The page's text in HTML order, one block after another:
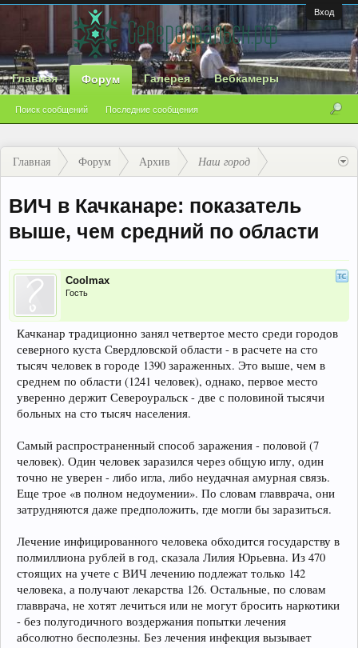
Вход
Главная Форум
Поиск сообщений Последние сообщения
Галерея Вебкамеры
Главная Форум Архив Наш город
ВИЧ в Качканаре: показатель
выше, чем средний по области
Coolmax
Гость
Качканар традиционно занял четвертое место среди городов
северного куста Свердловской области - в расчете на сто
тысяч человек в городе 1390 зараженных. Это выше, чем в
среднем по области (1241 человек), однако, первое место
уверенно держит Североуральск - две с половиной тысячи
больных на сто тысяч населения.
Самый распространенный способ заражения - половой (7
человек). Один человек заразился через общую иглу, один
точно не уверен - либо игла, либо неудачная амурная связь.
Еще трое «в полном недоумении». По словам главврача, они
затрудняются даже предположить, где могли бы заразиться.
Лечение инфицированного человека обходится государству в
полмиллиона рублей в год, сказала Лилия Юрьевна. Из 470
стоящих на учете с ВИЧ лечению подлежат только 142
человека, а получают лекарства 126. Остальные, по словам
главврача, не хотят лечиться или не могут бросить наркотики
- без полугодичного воздержания попытки лечения
абсолютно бесполезны. Без лечения инфекция вызывает